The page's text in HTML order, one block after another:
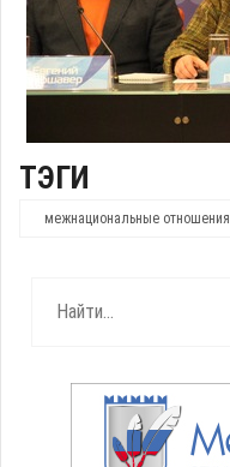
ТЭГИ
межнациональные отношения